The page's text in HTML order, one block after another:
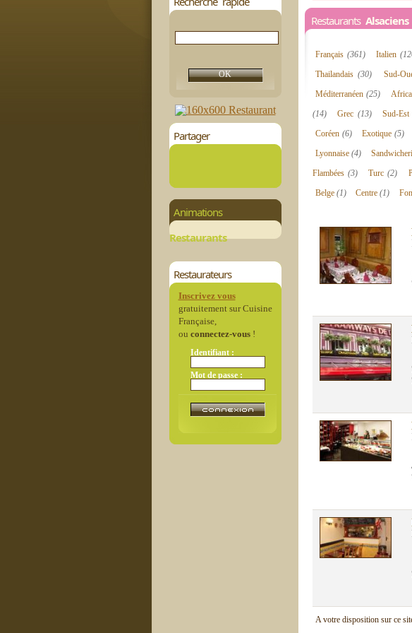
Partager
Animations
Restaurants
Restaurateurs
Inscrivez vous
gratuitement sur Cuisine
Française,
ou connectez-vous!
Identifiant :
Mot de passe :
Restaurants Alsaciens
Français (361) Italien
Thailandais(30) Sud-
Méditerranéen(25)
(14)
Grec (13) Sud-
Coréen (6) Exotique (5)
Lyonnaise(4)
Flambées (3) Turc(2)
Belge (1) Centre(1)
A votre disposition sur ce